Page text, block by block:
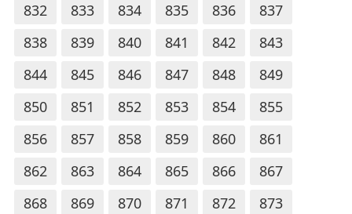
832
833 834 835 836
837
838
839 840 841 842
843
844
845 846 847 848
849
850
851 852 853 854
855
856
857 858 859 860
861
862
863 864 865 866
867
868
869 870 871 872
873